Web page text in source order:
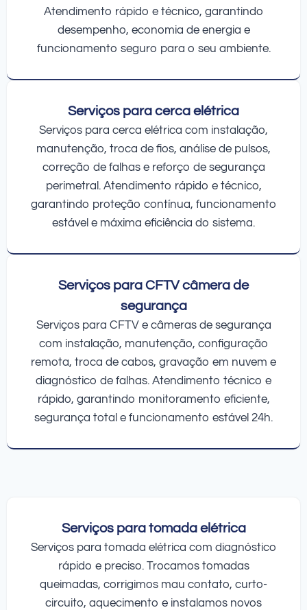
Atendimento rápido e técnico, garantindo
desempenho, economia de energia e
funcionamento seguro para o seu ambiente.
Serviços para cerca elétrica
Serviços para cerca elétrica com instalação,
manutenção, troca de fios, análise de pulsos,
correção de falhas e reforço de segurança
perimetral. Atendimento rápido e técnico,
garantindo proteção contínua, funcionamento
estável e máxima eficiência do sistema.
Serviços para CFTV câmera de
segurança
Serviços para CFTV e câmeras de segurança
com instalação, manutenção, configuração
remota, troca de cabos, gravação em nuvem e
diagnóstico de falhas. Atendimento técnico e
rápido, garantindo monitoramento eficiente,
segurança total e funcionamento estável 24h.
Serviços para tomada elétrica
Serviços para tomada elétrica com diagnóstico
rápido e preciso. Trocamos tomadas
queimadas, corrigimos mau contato, curto-
circuito, aquecimento e instalamos novos